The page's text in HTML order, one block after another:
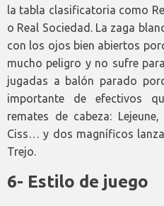
la tabla clasificatoria como
o Real Sociedad. La zaga
con los ojos bien abiertos
mucho peligro y no sufre
jugadas a balón parado
importante de efectivos
remates de cabeza:
Ciss… y dos magníficos
Trejo.
6- Estilo de juego